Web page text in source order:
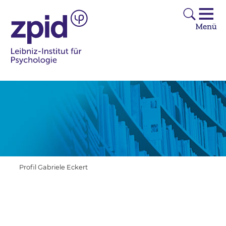
Profil Gabriele Eckert